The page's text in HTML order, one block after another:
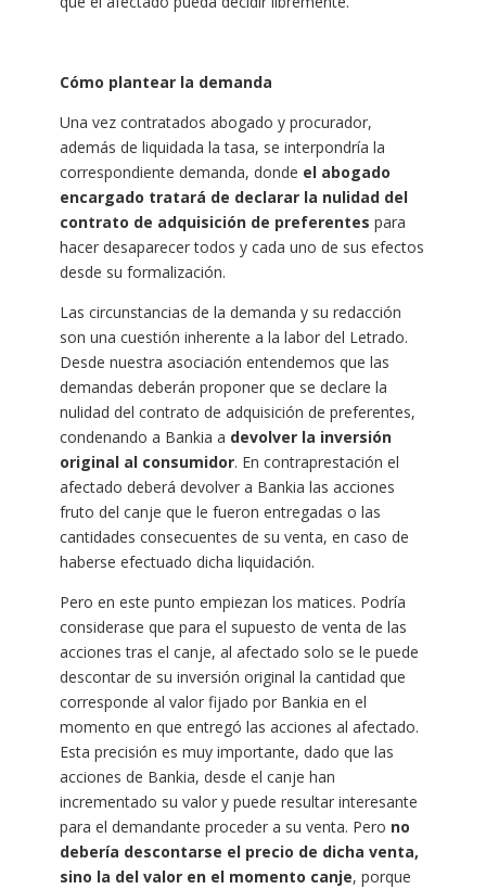
Cómo plantear la demanda
Una vez contratados abogado y procurador,
además de liquidada la tasa, se interpondría la
correspondiente demanda, donde el abogado
encargado tratará de declarar la nulidad del
contrato de adquisición de preferentes para
hacer desaparecer todos y cada uno de sus efectos
desde su formalización.
Las circunstancias de la demanda y su redacción
son una cuestión inherente a la labor del Letrado.
Desde nuestra asociación entendemos que las
demandas deberán proponer que se declare la
nulidad del contrato de adquisición de preferentes,
condenando a Bankia a devolver la inversión
original al consumidor. En contraprestación el
afectado deberá devolver a Bankia las acciones
fruto del canje que le fueron entregadas o las
cantidades consecuentes de su venta, en caso de
haberse efectuado dicha liquidación.
Pero en este punto empiezan los matices. Podría
considerase que para el supuesto de venta de las
acciones tras el canje, al afectado solo se le puede
descontar de su inversión original la cantidad que
corresponde al valor fijado por Bankia en el
momento en que entregó las acciones al afectado.
Esta precisión es muy importante, dado que las
acciones de Bankia, desde el canje han
incrementado su valor y puede resultar interesante
para el demandante proceder a su venta. Pero no
debería descontarse el precio de dicha venta,
sino la del valor en el momento canje, porque